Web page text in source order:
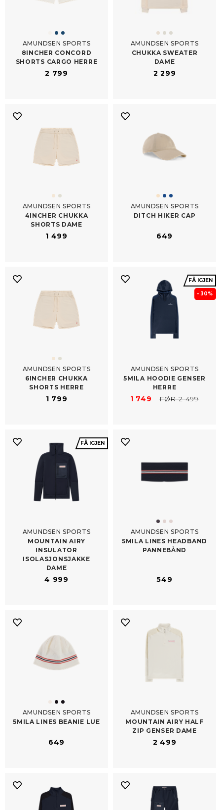
AMUNDSEN SPORTS
8INCHER CONCORD
SHORTS CARGO HERRE
2 799
AMUNDSEN SPORTS
CHUKKA SWEATER
DAME
2 299
AMUNDSEN SPORTS
4INCHER CHUKKA
SHORTS DAME
1 499
AMUNDSEN SPORTS
DITCH HIKER CAP
649
AMUNDSEN SPORTS
6INCHER CHUKKA
SHORTS HERRE
1 799
FÅ IGJEN
- 30%
AMUNDSEN SPORTS
5MILA HOODIE GENSER
HERRE
1 749 FØR 2 499
FÅ IGJEN
AMUNDSEN SPORTS
MOUNTAIN AIRY
INSULATOR
ISOLASJONSJAKKE
DAME
4 999
AMUNDSEN SPORTS
5MILA LINES HEADBAND
PANNEBÅND
549
AMUNDSEN SPORTS
5MILA LINES BEANIE LUE
649
AMUNDSEN SPORTS
MOUNTAIN AIRY HALF
ZIP GENSER DAME
2 499